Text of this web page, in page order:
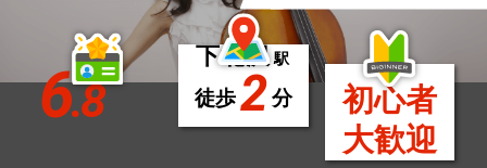
6.8
下北沢駅
徒歩2分
初心者
大歓迎